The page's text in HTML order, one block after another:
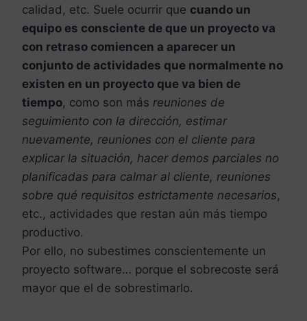
calidad, etc. Suele ocurrir que cuando un
equipo es consciente de que un proyecto va
con retraso comiencen a aparecer un
conjunto de actividades que normalmente no
existen en un proyecto que va bien de
tiempo, como son más reuniones de
seguimiento con la dirección, estimar
nuevamente, reuniones con el cliente para
explicar la situación, hacer demos parciales no
planificadas para calmar al cliente, reuniones
sobre qué requisitos estrictamente necesarios,
etc., actividades que restan aún más tiempo
productivo.
Por ello, no subestimes conscientemente un
proyecto software… porque el sobrecoste será
mayor que el de sobrestimarlo.